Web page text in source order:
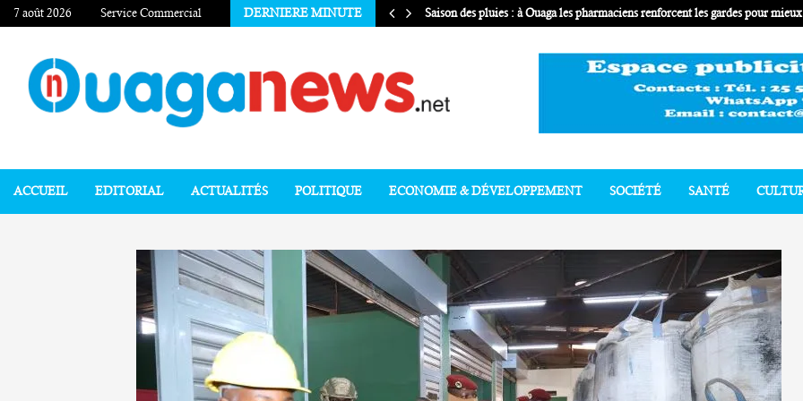
7 août 2026 Service Commercial DERNIERE MINUTE Saison des pluies : à Ouaga les pharmaciens renforcent les gardes pour
ACCUEIL EDITORIAL ACTUALITÉS POLITIQUE ECONOMIE & DÉVELOPPEMENT SOCIÉTÉ SANTÉ